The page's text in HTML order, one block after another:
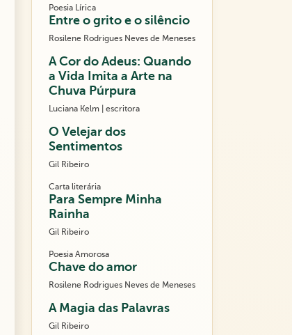
Poesia Lírica
Entre o grito e o silêncio
Rosilene Rodrigues Neves de Meneses
A Cor do Adeus: Quando
a Vida Imita a Arte na
Chuva Púrpura
Luciana Kelm | escritora
O Velejar dos
Sentimentos
Gil Ribeiro
Carta literária
Para Sempre Minha
Rainha
Gil Ribeiro
Poesia Amorosa
Chave do amor
Rosilene Rodrigues Neves de Meneses
A Magia das Palavras
Gil Ribeiro